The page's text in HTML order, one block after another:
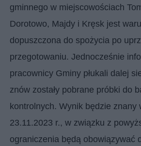
gminnego w miejscowościach
Dorotowo, Majdy i Kręsk jest
dopuszczona do spożycia po
przegotowaniu. Jednocześnie
pracownicy Gminy płukali dalej
znów zostały pobrane próbki do
kontrolnych. Wynik będzie znany
23.11.2023 r., w związku z
ograniczenia będą obowiązywać